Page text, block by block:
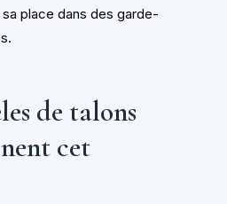
place dans des garde-
de talons
cet